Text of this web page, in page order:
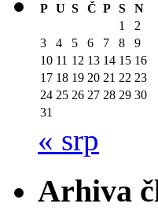
P U S Č P S
N
1
2
3
4 5 6 7 8
9
10 11 12 13 14 15 16
17 18 19 20 21 22 23
24 25 26 27 28 29 30
31
« srp
Arhiva